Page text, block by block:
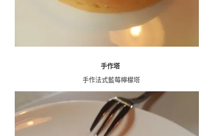
手作塔
手作法式藍莓檸檬塔